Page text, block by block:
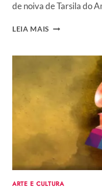
de noiva de Tarsila do
LEIA MAIS VESTIDO
TARSILA
SANTANDER
ARTE E CULTURA